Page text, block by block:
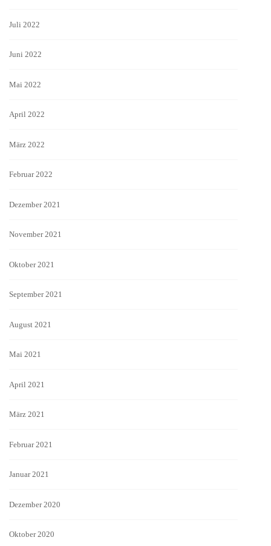
Juli 2022
Juni 2022
Mai 2022
April 2022
März 2022
Februar 2022
Dezember 2021
November 2021
Oktober 2021
September 2021
August 2021
Mai 2021
April 2021
März 2021
Februar 2021
Januar 2021
Dezember 2020
Oktober 2020